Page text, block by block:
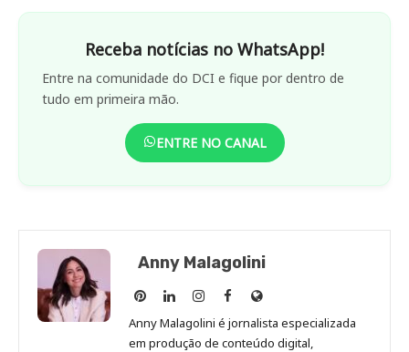
Receba notícias no WhatsApp!
Entre na comunidade do DCI e fique por dentro de
tudo em primeira mão.
ENTRE NO CANAL
Anny Malagolini
Anny
Malagolini
no
Anny
Malagolini
no
Anny
Malagolini
no
Anny
Malagolini
no
Site
de
Anny
Anny Malagolini é jornalista especializada
em produção de conteúdo digital,